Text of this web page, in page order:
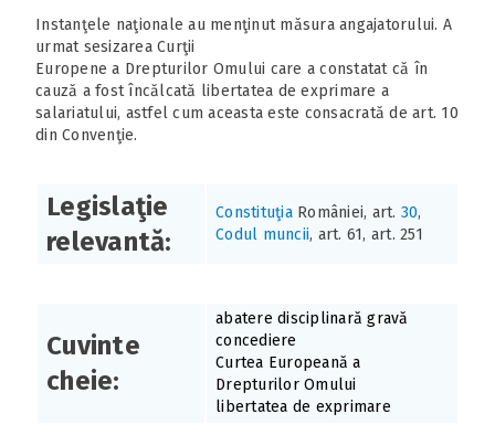
Instanţele naţionale au menţinut măsura angajatorului. A
urmat sesizarea Curţii
Europene a Drepturilor Omului care a constatat că în
cauză a fost încălcată libertatea de exprimare a
salariatului, astfel cum aceasta este consacrată de art. 10
din Convenţie.
Legislaţie
relevantă:
ConstituţiaRomâniei, art. 30,
Codul muncii, art. 61, art. 251
Cuvinte
cheie:
abatere disciplinară gravă
concediere
Curtea Europeană a
Drepturilor Omului
libertatea de exprimare